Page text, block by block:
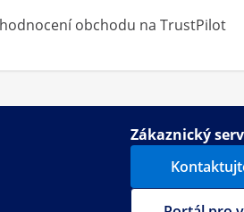
hodnocení obchodu na TrustPilot
Zákaznický